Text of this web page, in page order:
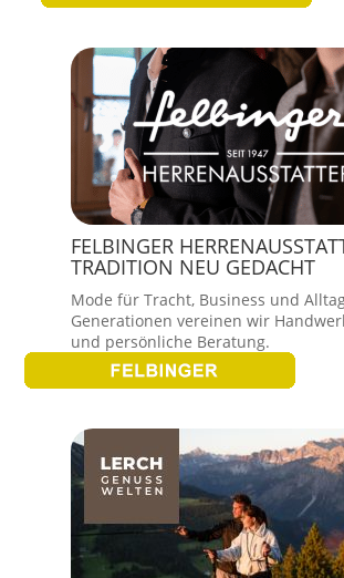
FELBINGER
TRADITION NEU GEDACHT
Mode für Tracht, Business und
Generationen vereinen wir
und persönliche Beratung.